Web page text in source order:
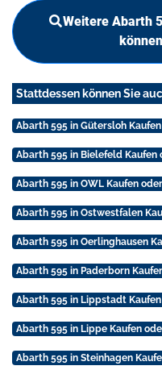
Weitere Abarth
Stattdessen können Sie
Abarth 595 in Gütersloh
Abarth 595 in Bielefeld Kaufen
Abarth 595 in OWL Kaufen
Abarth 595 in Ostwestfalen
Abarth 595 in Oerlinghausen
Abarth 595 in Paderborn
Abarth 595 in Lippstadt
Abarth 595 in Lippe Kaufen
Abarth 595 in Steinhagen